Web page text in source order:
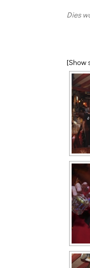
Dies
[Show